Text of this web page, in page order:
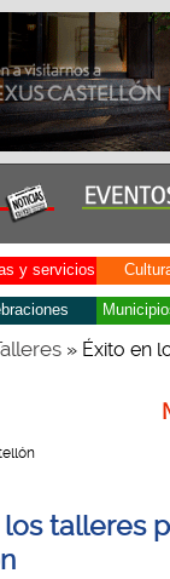
y servicios
» Éxito en
los talleres